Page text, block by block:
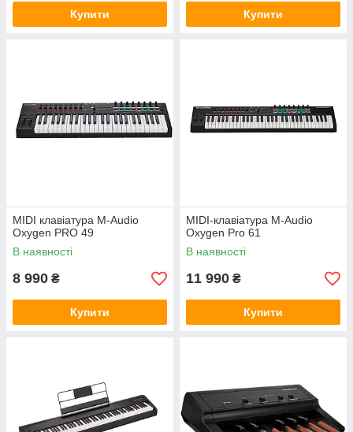
Купити Купити
MIDI клавіатура M-Audio
Oxygen PRO 49
В наявності
8 990 ₴
Купити
MIDI-клавіатура M-Audio
Oxygen Pro 61
В наявності
11 990 ₴
Купити